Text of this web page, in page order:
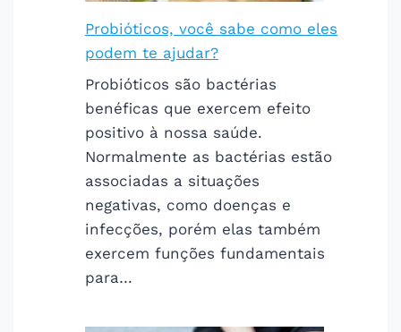
Probióticos, você sabe como eles
podem te ajudar?
Probióticos são bactérias
benéficas que exercem efeito
positivo à nossa saúde.
Normalmente as bactérias estão
associadas a situações
negativas, como doenças e
infecções, porém elas também
exercem funções fundamentais
para…